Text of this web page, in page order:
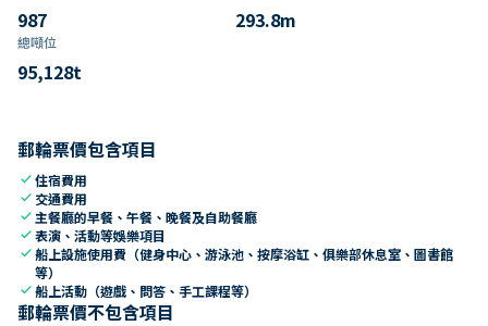
987 293.8m
總噸位
95,128t
郵輪票價包含項目
check住宿費用
check 交通費用
check 主餐廳的早餐、午餐、晚餐及自助餐廳
check表演、活動等娛樂項目
check船上設施使用費（健身中心、游泳池、按摩浴缸、俱樂部休息室、圖書館
等）
check船上活動（遊戲、問答、手工課程等）
郵輪票價不包含項目